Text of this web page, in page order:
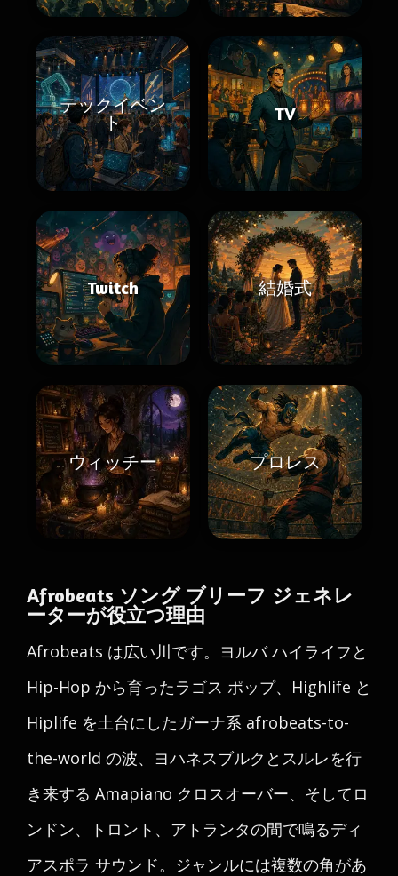
テックイベン
ト
TV
Twitch 結婚式
ウィッチー プロレス
Afrobeats ソング ブリーフ ジェネレ
ーターが役立つ理由
Afrobeats は広い川です。ヨルバ ハイライフと
Hip-Hop から育ったラゴス ポップ、Highlife と
Hiplife を土台にしたガーナ系 afrobeats-to-
the-world の波、ヨハネスブルクとスルレを行
き来する Amapiano クロスオーバー、そしてロ
ンドン、トロント、アトランタの間で鳴るディ
アスポラ サウンド。ジャンルには複数の角があ